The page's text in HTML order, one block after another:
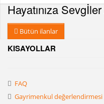
Hayatınıza Sevgİler
Bütün ilanlar
KISAYOLLAR
FAQ
Gayrimenkul değerlendirmesi